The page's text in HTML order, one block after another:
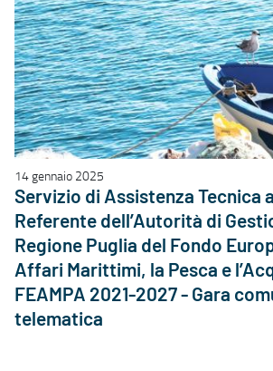
14 gennaio 2025
Servizio di Assistenza Tecnica
Referente dell’Autorità di
Regione Puglia del Fondo
Affari Marittimi, la Pesca e
FEAMPA 2021-2027 - Gara
telematica